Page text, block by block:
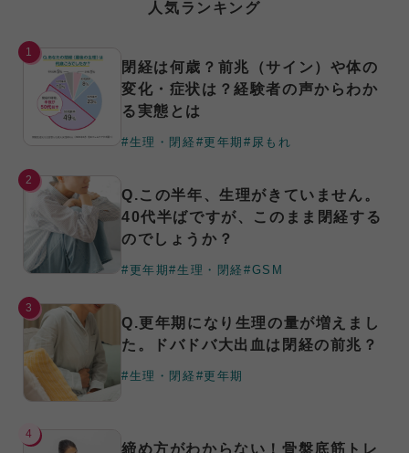
人気ランキング
1
閉経は何歳？前兆（サイン）や体の
変化・症状は？経験者の声からわか
る実態とは
#生理・閉経 #更年期#尿もれ
2
Q.この半年、生理がきていません。
40代半ばですが、このまま閉経する
のでしょうか？
#更年期#生理・閉経#GSM
3
Q.更年期になり生理の量が増えまし
た。ドバドバ大出血は閉経の前兆？
#生理・閉経 #更年期
4
締め方がわからない！骨盤底筋トレ